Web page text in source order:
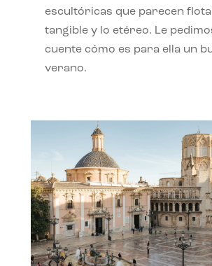
escultóricas que parecen
tangible y lo etéreo. Le
cuente cómo es para ella un
verano.